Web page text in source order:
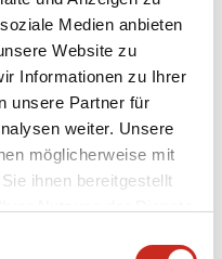
Medien anbieten
Website zu
Informationen zu Ihrer
unsere Partner für
weiter. Unsere
möglicherweise mit
ihnen bereitgestellt
zwischen
Ein
Landen die
sondern spart